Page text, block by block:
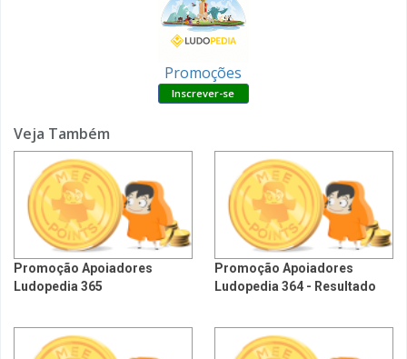
Promoções
Veja Também
Promoção Apoiadores
Ludopedia 365
Promoção Apoiadores
Ludopedia 364 - Resultado